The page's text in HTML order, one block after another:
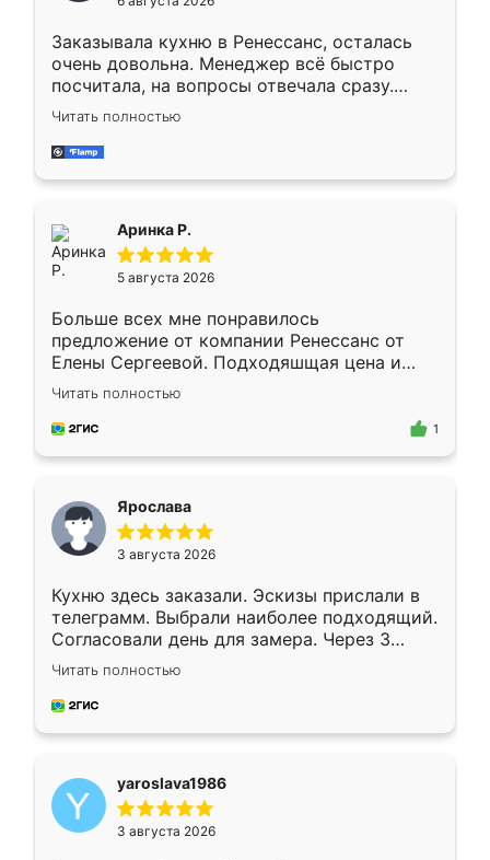
мебели буду заказывать только здесь.
Заказывала кухню в Ренессанс, осталась
очень довольна. Менеджер всё быстро
посчитала, на вопросы отвечала сразу.
Замерщик приехал в субботу, подошёл к
делу со всей ответственностью. Собрали
за день, ребята работали аккуратно, даже
Читать полностью
Аринка Р.
5 августа 2026
Больше всех мне понравилось
предложение от компании Ренессанс от
Елены Сергеевой. Подходяшщая цена и
короткие сроки изготовления. Приехавший
для замера сотрудник Владислав
предложил по моему эскизу самый
Читать полностью
1
Ярослава
3 августа 2026
Кухню здесь заказали. Эскизы прислали в
телеграмм. Выбрали наиболее подходящий.
Согласовали день для замера. Через 3
недели кухня была уже готова. Остались
довольны работой. Спасибо Ренессанс
мебель за качественную работу!
Читать полностью
yaroslava1986
3 августа 2026